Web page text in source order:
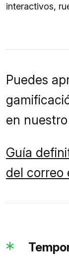
interactivos,
Puedes
en
Guía
del correo